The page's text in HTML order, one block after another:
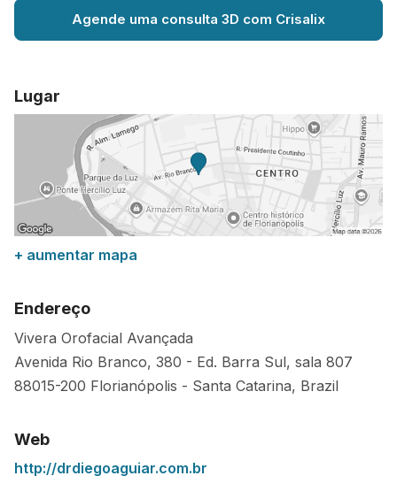
Agende uma consulta 3D com Crisalix
Lugar
+ aumentar mapa
Endereço
Vivera Orofacial Avançada
Avenida Rio Branco, 380 - Ed. Barra Sul, sala 807
88015-200 Florianópolis - Santa Catarina, Brazil
Web
http://drdiegoaguiar.com.br